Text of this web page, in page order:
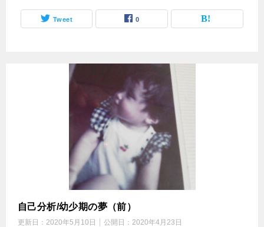
Tweet 0
自己分析/幼少期の夢（前）
更新日： 2020年5月10日 公開日： 2020年4月23日